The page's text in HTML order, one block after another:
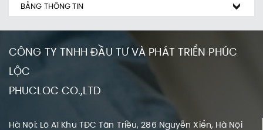
BẢNG THÔNG TIN
CÔNG TY TNHH ĐẦU TƯ VÀ PHÁT TRIỂN PHÚC
LỘC
PHUCLOC CO.,LTD
Hà Nội: Lô A1 Khu TĐC Tân Triều, 286 Nguyễn Xiển, Hà Nội